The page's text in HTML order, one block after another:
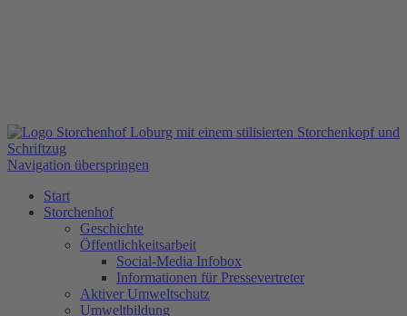
Navigation überspringen
Start
Storchenhof
Geschichte
Öffentlichkeitsarbeit
Social-Media Infobox
Informationen für Pressevertreter
Aktiver Umweltschutz
Umweltbildung